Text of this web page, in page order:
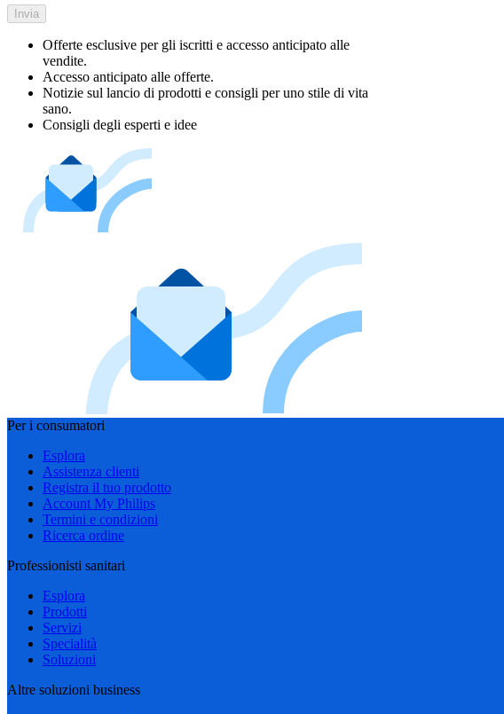
Invia
Offerte esclusive per gli iscritti e accesso anticipato alle
vendite.
Accesso anticipato alle offerte.
Notizie sul lancio di prodotti e consigli per uno stile di vita
sano.
Consigli degli esperti e idee
Per i consumatori
Esplora
Assistenza clienti
Registra il tuo prodotto
Account My Philips
Termini e condizioni
Ricerca ordine
Professionisti sanitari
Esplora
Prodotti
Servizi
Specialità
Soluzioni
Altre soluzioni business